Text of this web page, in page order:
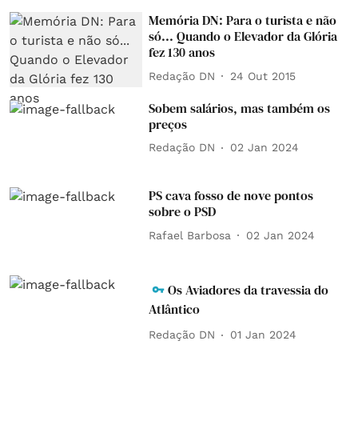
Memória DN: Para o turista e não
só... Quando o Elevador da Glória
fez 130 anos
Redação DN 24 Out 2015
Sobem salários, mas também os
preços
Redação DN 02 Jan 2024
PS cava fosso de nove pontos
sobre o PSD
Rafael Barbosa 02 Jan 2024
Os Aviadores da travessia do
Atlântico
Redação DN 01 Jan 2024